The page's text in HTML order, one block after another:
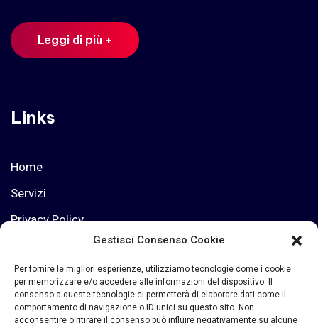
Gestisci Consenso Cookie
Per fornire le migliori esperienze, utilizziamo tecnologie come i cookie
per memorizzare e/o accedere alle informazioni del dispositivo. Il
consenso a queste tecnologie ci permetterà di elaborare dati come il
comportamento di navigazione o ID unici su questo sito. Non
acconsentire o ritirare il consenso può influire negativamente su alcune
Leggi di più +
Links
Home
Servizi
Privacy Policy
Termini e Condizioni